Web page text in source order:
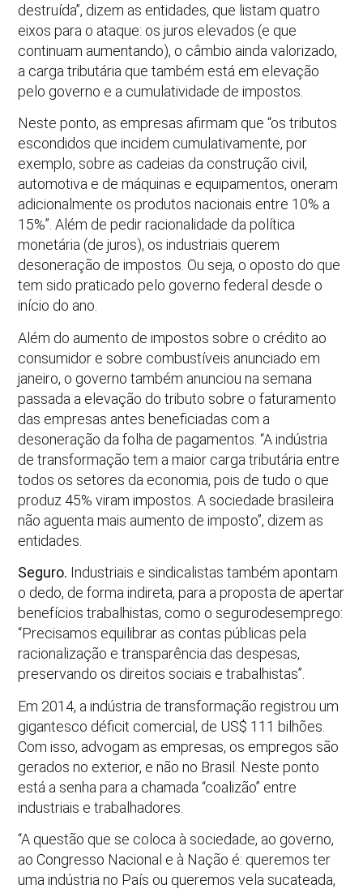
destruída”, dizem as entidades, que listam quatro
eixos para o ataque: os juros elevados (e que
continuam aumentando), o câmbio ainda valorizado,
a carga tributária que também está em elevação
pelo governo e a cumulatividade de impostos.
Neste ponto, as empresas afirmam que “os tributos
escondidos que incidem cumulativamente, por
exemplo, sobre as cadeias da construção civil,
automotiva e de máquinas e equipamentos, oneram
adicionalmente os produtos nacionais entre 10% a
15%”. Além de pedir racionalidade da política
monetária (de juros), os industriais querem
desoneração de impostos. Ou seja, o oposto do que
tem sido praticado pelo governo federal desde o
início do ano.
Além do aumento de impostos sobre o crédito ao
consumidor e sobre combustíveis anunciado em
janeiro, o governo também anunciou na semana
passada a elevação do tributo sobre o faturamento
das empresas antes beneficiadas com a
desoneração da folha de pagamentos. “A indústria
de transformação tem a maior carga tributária entre
todos os setores da economia, pois de tudo o que
produz 45% viram impostos. A sociedade brasileira
não aguenta mais aumento de imposto”, dizem as
entidades.
Seguro. Industriais e sindicalistas também apontam
o dedo, de forma indireta, para a proposta de apertar
benefícios trabalhistas, como o segurodesemprego:
“Precisamos equilibrar as contas públicas pela
racionalização e transparência das despesas,
preservando os direitos sociais e trabalhistas”.
Em 2014, a indústria de transformação registrou um
gigantesco déficit comercial, de US$ 111 bilhões.
Com isso, advogam as empresas, os empregos são
gerados no exterior, e não no Brasil. Neste ponto
está a senha para a chamada “coalizão” entre
industriais e trabalhadores.
“A questão que se coloca à sociedade, ao governo,
ao Congresso Nacional e à Nação é: queremos ter
uma indústria no País ou queremos vela sucateada,